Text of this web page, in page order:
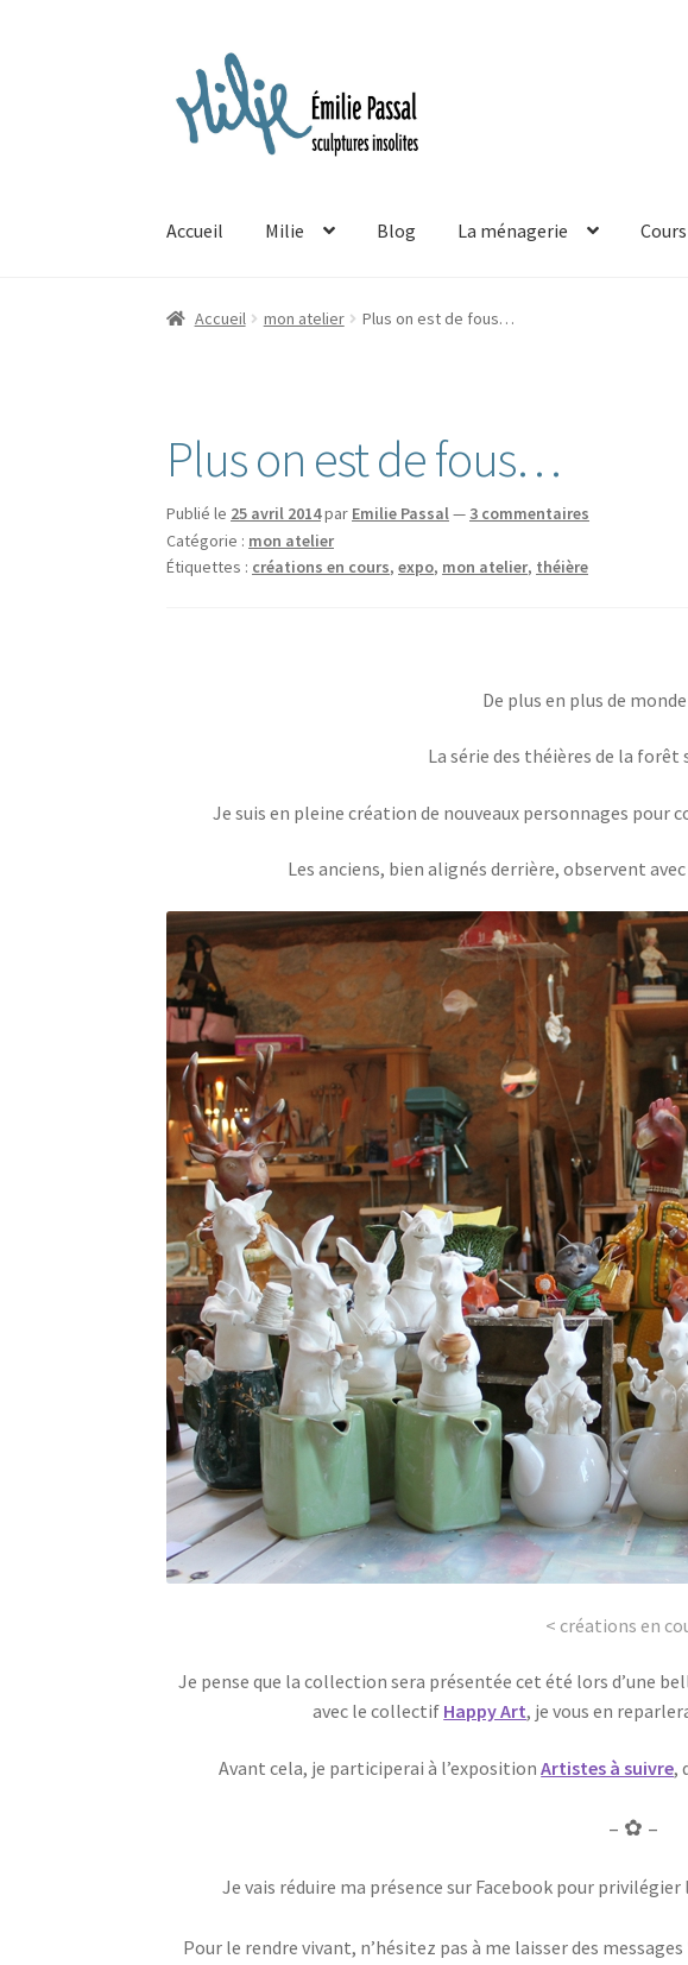
navigation
au
contenu
Accueil Milie Blog La ménagerie
Accueil mon atelier Plus on est de fous…
Plus on est de fous…
Publié le 25 avril 2014par Emilie Passal— 3 commentaires
Catégorie : mon atelier
Étiquettes : créations en cours,expo, mon atelier, théière
De plus en plus de
La série des théières de la forêt
Je suis en pleine création de nouveaux personnages
Les anciens, bien alignés derrière, observent
< créations en
Je pense que la collection sera présentée cet été lors d’une
avec le collectif Happy Art, je vous en
Avant cela, je participerai à l’expositionArtistes à suivre,
– ✿ –
Je vais réduire ma présence sur Facebook pour
Pour le rendre vivant, n’hésitez pas à me laisser des messages